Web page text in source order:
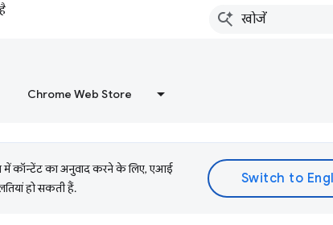
Chrome Web Store
में कॉन्टेंट का अनुवाद करने के लिए, एआई
हो सकती हैं.